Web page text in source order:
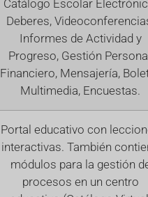
Catálogo Escolar
Deberes,
Informes de Actividad y
Progreso, Gestión
Financiero, Mensajería,
Multimedia, Encuestas.
Portal educativo con
interactivas. También
módulos para la gestión
procesos en un centro